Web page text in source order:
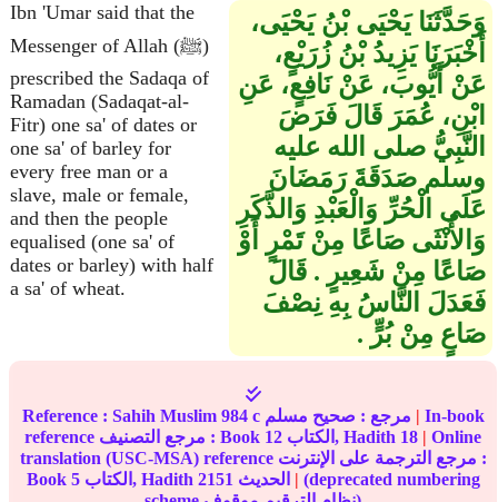
Ibn 'Umar said that the
Messenger of Allah (ﷺ)
prescribed the Sadaqa of
Ramadan (Sadaqat-al-
Fitr) one sa' of dates or
one sa' of barley for
every free man or a
slave, male or female,
and then the people
equalised (one sa' of
dates or barley) with half
a sa' of wheat.
وَحَدَّثَنَا يَحْيَى بْنُ يَحْيَى،
أَخْبَرَنَا يَزِيدُ بْنُ زُرَيْعٍ،
عَنْ أَيُّوبَ، عَنْ نَافِعٍ، عَنِ
ابْنِ، عُمَرَ قَالَ فَرَضَ
النَّبِيُّ صلى الله عليه
وسلم صَدَقَةَ رَمَضَانَ
عَلَى الْحُرِّ وَالْعَبْدِ وَالذَّكَرِ
وَالأُنْثَى صَاعًا مِنْ تَمْرٍ أَوْ
صَاعًا مِنْ شَعِيرٍ ‏.‏ قَالَ
فَعَدَلَ النَّاسُ بِهِ نِصْفَ
صَاعٍ مِنْ بُرٍّ ‏.‏
Reference : Sahih Muslim 984 c مرجع : صحيح مسلم | In-book
reference مرجع التصنيف : Book 12 الكتاب, Hadith 18 | Online
translation (USC-MSA) reference مرجع الترجمة على الإنترنت :
Book 5 الكتاب, Hadith 2151 | (deprecated numbering